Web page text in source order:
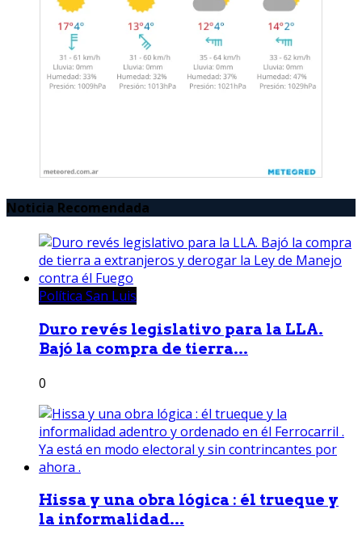
Noticia Recomendada
Política San Luis
Duro revés legislativo para la LLA.
Bajó la compra de tierra...
0
Hissa y una obra lógica : él trueque y
la informalidad...